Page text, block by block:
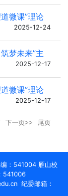
微课”理论
2025-12-24
梦未来”主
2025-12-17
微课”理论
2025-12-17
下一页>>
尾页
：541004 雁山校
541006
纪委邮箱：